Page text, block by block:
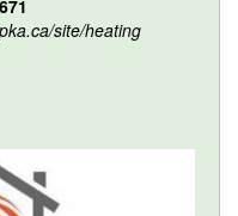
site/heating